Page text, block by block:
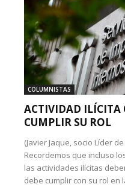
COLUMNISTAS
ACTIVIDAD ILÍCITA
CUMPLIR SU ROL
(Javier Jaque, socio Líder
Recordemos que incluso
las actividades ilícitas
debe cumplir con su rol en